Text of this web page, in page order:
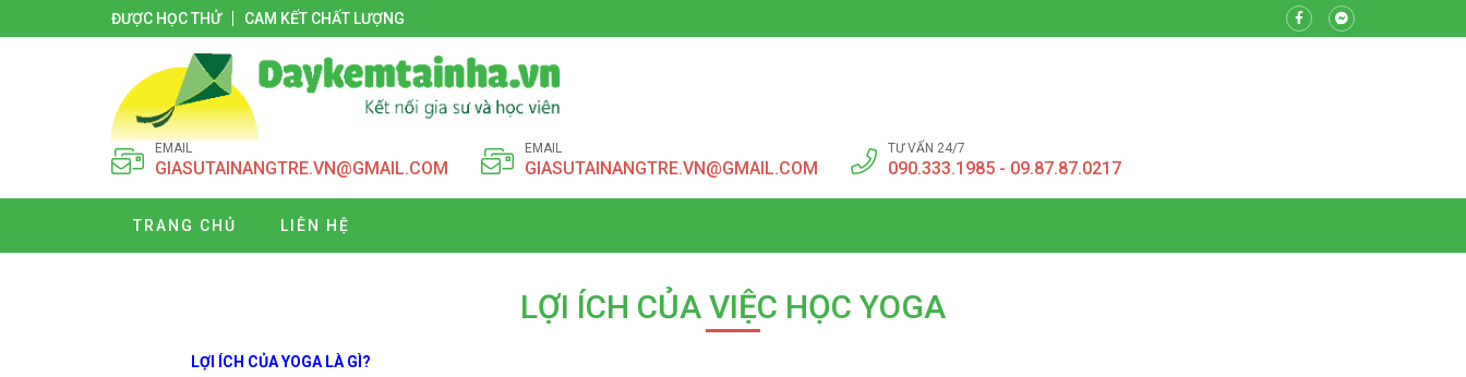
ĐƯỢC HỌC THỬ CAM KẾT CHẤT LƯỢNG
EMAIL
GIASUTAINANGTRE.VN@GMAIL.COM
EMAIL
GIASUTAINANGTRE.VN@GMAIL.COM
TƯ VẤN 24/7
090.333.1985 - 09.87.87.0217
TRANG CHỦ LIÊN HỆ
LỢI ÍCH CỦA VIỆC HỌC YOGA
LỢI ÍCH CỦA YOGA LÀ GÌ?